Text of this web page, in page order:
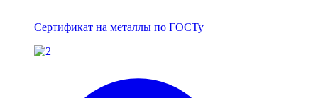
Сертификат на металлы по ГОСТу